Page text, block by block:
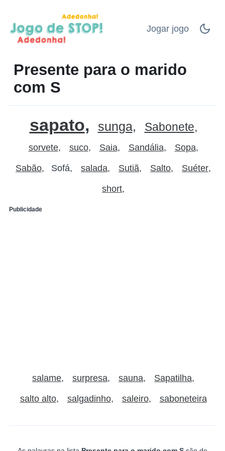
Jogar jogo
Presente para o marido
com S
sapato sunga Sabonete
sorvete suco Saia Sandália Sopa
Sabão Sofá salada Sutiã Salto Suéter
short
Publicidade
salame surpresa sauna Sapatilha
salto alto salgadinho saleiro saboneteira